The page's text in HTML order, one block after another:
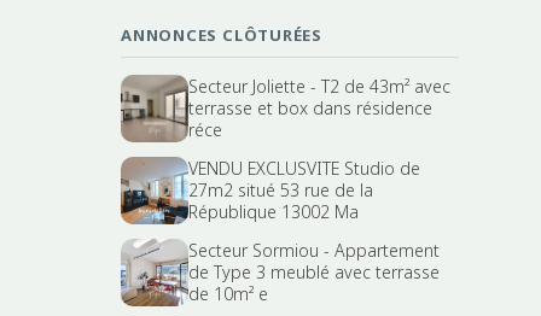
ANNONCES CLÔTURÉES
Secteur Joliette - T2 de 43m² avec
terrasse et box dans résidence
réce
VENDU EXCLUSVITE Studio de
27m2 situé 53 rue de la
République 13002 Ma
Secteur Sormiou - Appartement
de Type 3 meublé avec terrasse
de 10m² e